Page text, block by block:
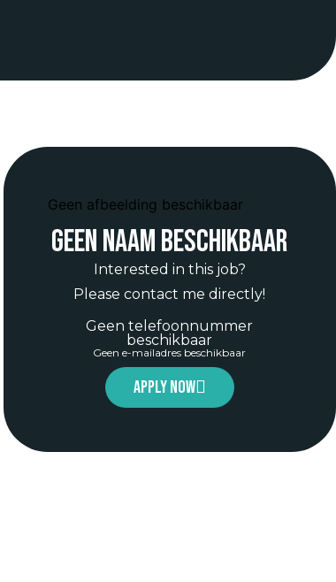
Geen afbeelding beschikbaar
Geen naam beschikbaar
Interested in this job?
Please contact me directly!
Geen telefoonnummer
beschikbaar
Geen e-mailadres beschikbaar
Apply now